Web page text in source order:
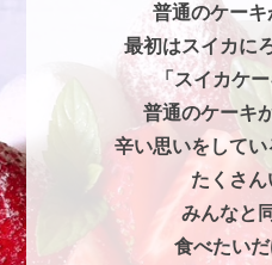
普通のケー
最初はスイカに
「スイカケ
普通のケーキ
辛い思いをして
たくさ
みんなと
食べたい